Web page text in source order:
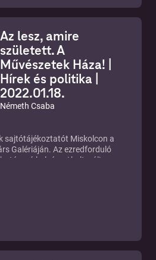
édesapákat mutatja be
összeállítás az
facebook oldalán is
Marosi-Pózmány Andrea
Az lesz, amire
született. A
Művészetek Háza! |
Hírek és politika |
2022.01.18.
Németh Csaba
sajtótájékoztatót Miskolcon a
Galériáján. Az ezredforduló
belvárosi kulturális
azon a rendhagyó
bemutatta az intézmény
és mindazokat a